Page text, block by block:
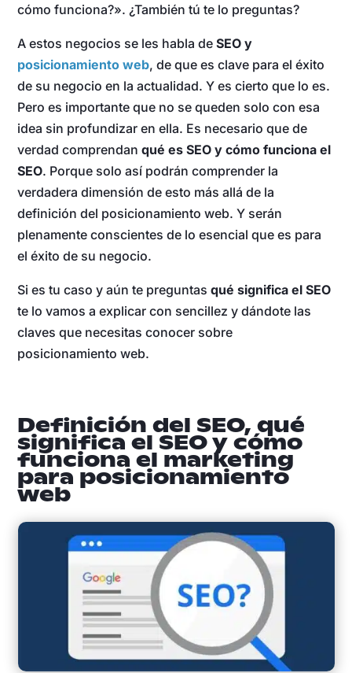
cómo funciona?». ¿También tú te lo preguntas?
A estos negocios se les habla deSEO y
posicionamiento web, de que es clave para el éxito
de su negocio en la actualidad. Y es cierto que lo es.
Pero es importante que no se queden solo con esa
idea sin profundizar en ella. Es necesario que de
verdad comprendanqué es SEO y cómo funciona el
SEO. Porque solo así podrán comprender la
verdadera dimensión de esto más allá de la
definición del posicionamiento web. Y serán
plenamente conscientes de lo esencial que es para
el éxito de su negocio.
Si es tu caso y aún te preguntasqué significa el SEO
te lo vamos a explicar con sencillez y dándote las
claves que necesitas conocer sobre
posicionamiento web.
Definición del SEO, qué
significa el SEO y cómo
funciona el marketing
para posicionamiento
web